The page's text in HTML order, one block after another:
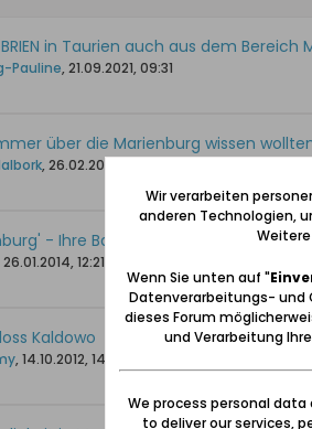
in Taurien auch aus dem Bereich
Pauline, 21.09.2021, 09:31
über die Marienburg wissen
, 26.02.2021, 15:50
- Ihre Baugeschichte
26.01.2014, 12:21
Kaldowo
, 14.10.2012, 14:04
Wir verarbeiten
anderen Technologien,
Wenn Sie unten auf "
Datenverarbeitungs- und
dieses Forum
und Verarbeitung
We process personal
to deliver our services,